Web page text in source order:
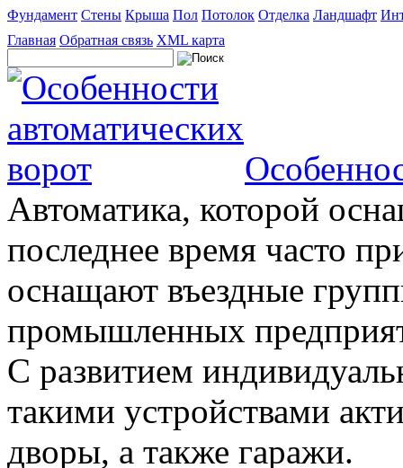
Фундамент Стены Крыша Пол Потолок Отделка Ландшафт
Главная Обратная связь XML карта
Автоматика, которой
последнее время часто
оснащают въездные
промышленных
С развитием
такими устройствами
дворы, а также гаражи.